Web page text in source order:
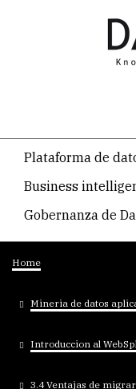
temática
principal
Plataforma de
Business
Gobernanza de
Breadcrumb
Home
Mineria de datos
Introduccion al
3.4 Ventajas de